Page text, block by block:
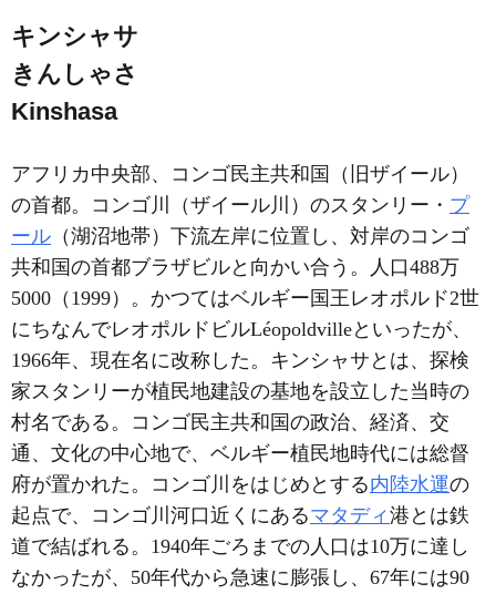
キンシャサ
きんしゃさ
Kinshasa
アフリカ中央部、コンゴ民主共和国（旧ザイール）
の首都。コンゴ川（ザイール川）のスタンリー・ プ
ール （湖沼地帯）下流左岸に位置し、対岸のコンゴ
共和国の首都ブラザビルと向かい合う。人口488万
5000（1999）。かつてはベルギー国王レオポルド2世
にちなんでレオポルドビルLéopoldvilleといったが、
1966年、現在名に改称した。キンシャサとは、探検
家スタンリーが植民地建設の基地を設立した当時の
村名である。コンゴ民主共和国の政治、経済、交
通、文化の中心地で、ベルギー植民地時代には総督
府が置かれた。コンゴ川をはじめとする内陸水運の
起点で、コンゴ川河口近くにあるマタディ港とは鉄
道で結ばれる。1940年ごろまでの人口は10万に達し
なかったが、50年代から急速に膨張し、67年には90